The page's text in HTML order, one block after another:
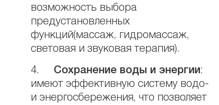
возможность выбора
предустановленных
функций(массаж, гидромассаж,
световая и звуковая терапия).
4. Сохранение воды и энергии:
имеют эффективную систему водо-
и энергосбережения, что позволяет